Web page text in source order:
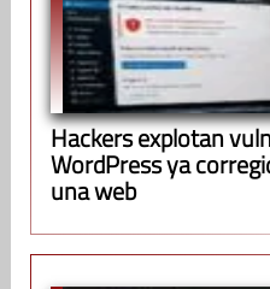
Hackers explotan
WordPress ya
una web